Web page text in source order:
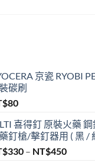
京瓷 RYOBI
碳刷
80
喜得釘 原裝火藥
釘槍/擊釘器用 ( 黑 /
330 – NT$450價